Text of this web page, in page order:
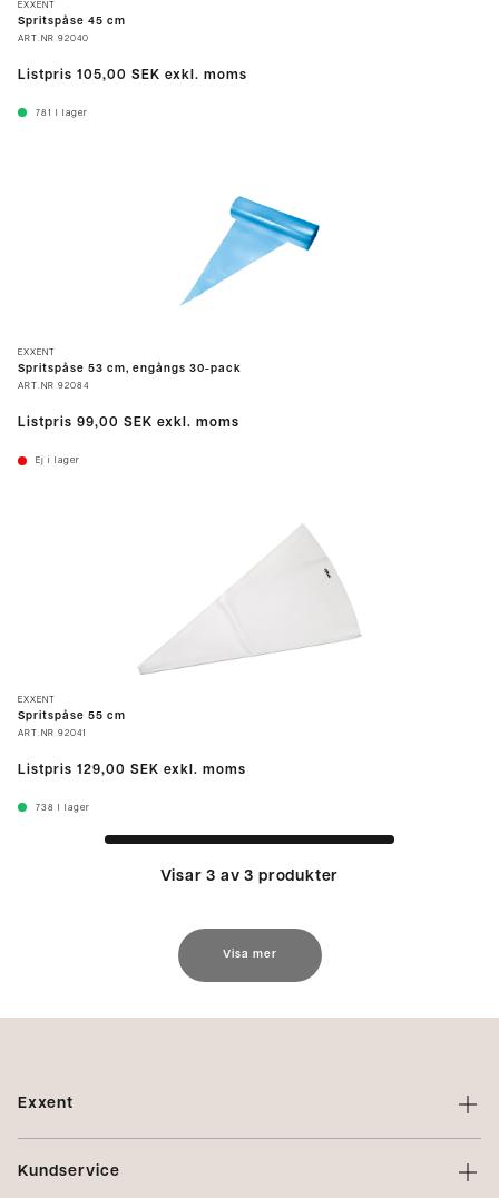
EXXENT
Spritspåse 45 cm
ART.NR 92040
Listpris 105,00 SEK exkl. moms
781 I lager
EXXENT
Spritspåse 53 cm, engångs 30-pack
ART.NR 92084
Listpris 99,00 SEK exkl. moms
Ej i lager
EXXENT
Spritspåse 55 cm
ART.NR 92041
Listpris 129,00 SEK exkl. moms
738 I lager
Visar 3 av 3 produkter
Visa mer
Exxent
Om Exxent
Kundservice